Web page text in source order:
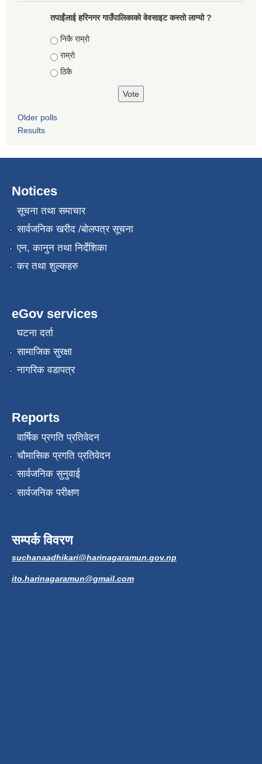
तपाईंलाई हरिनगर गाउँपालिकाको वेवसाइट कस्तो लाग्यो ?
Choices
निकै राम्राे
राम्राे
ठिकै
Older polls
Results
Notices
सूचना तथा समाचार
सार्वजनिक खरीद /बोलपत्र सूचना
एन, कानुन तथा निर्देशिका
कर तथा शुल्कहरु
eGov services
घटना दर्ता
सामाजिक सुरक्षा
नागरिक वडापत्र
Reports
वार्षिक प्रगति प्रतिवेदन
चौमासिक प्रगति प्रतिवेदन
सार्वजनिक सुनुवाई
सार्वजनिक परीक्षण
सम्पर्क विवरण
suchanaadhikari@harinagaramun.gov.np
ito.harinagaramun@gmail.com